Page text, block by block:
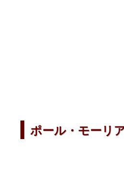
ポール・モーリ